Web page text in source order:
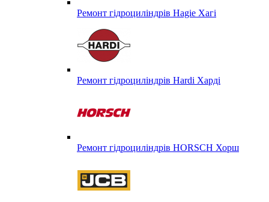
Ремонт гідроциліндрів Hagie Хагі
Ремонт гідроциліндрів Hardi Харді
Ремонт гідроциліндрів HORSCH Хорш